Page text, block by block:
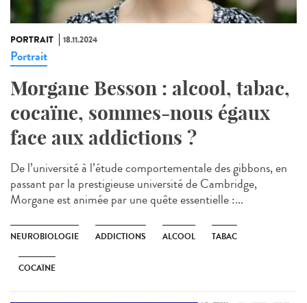
PORTRAIT 18.11.2024
Portrait
Morgane Besson : alcool, tabac,
cocaïne, sommes-nous égaux
face aux addictions ?
De l’université à l’étude comportementale des gibbons, en
passant par la prestigieuse université de Cambridge,
Morgane est animée par une quête essentielle :...
NEUROBIOLOGIE ADDICTIONS ALCOOL TABAC
COCAÏNE